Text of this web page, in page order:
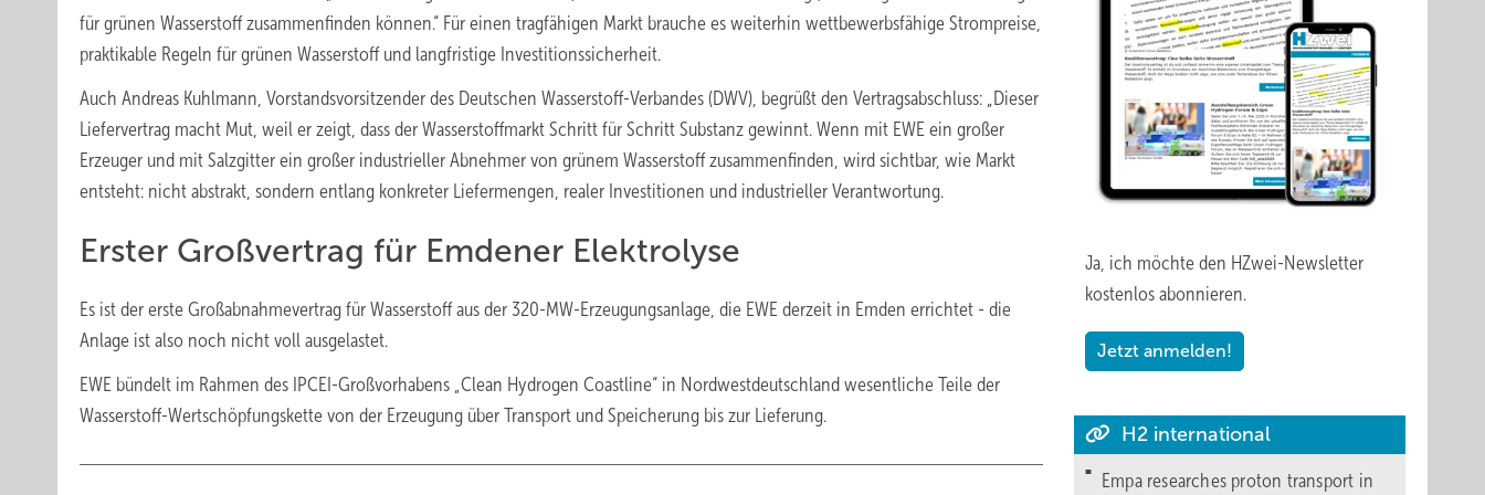
für grünen Wasserstoff zusammenfinden können.“ Für einen tragfähigen Markt brauche es weiterhin wettbewerbsfähige Strompreise,
praktikable Regeln für grünen Wasserstoff und langfristige Investitionssicherheit.
Auch Andreas Kuhlmann, Vorstandsvorsitzender des Deutschen Wasserstoff-Verbandes (DWV), begrüßt den Vertragsabschluss: „Dieser
Liefervertrag macht Mut, weil er zeigt, dass der Wasserstoffmarkt Schritt für Schritt Substanz gewinnt. Wenn mit EWE ein großer
Erzeuger und mit Salzgitter ein großer industrieller Abnehmer von grünem Wasserstoff zusammenfinden, wird sichtbar, wie Markt
entsteht: nicht abstrakt, sondern entlang konkreter Liefermengen, realer Investitionen und industrieller Verantwortung.
Erster Großvertrag für Emdener Elektrolyse
Es ist der erste Großabnahmevertrag für Wasserstoff aus der 320-MW-Erzeugungsanlage, die EWE derzeit in Emden errichtet - die
Anlage ist also noch nicht voll ausgelastet.
EWE bündelt im Rahmen des IPCEI-Großvorhabens „Clean Hydrogen Coastline“ in Nordwestdeutschland wesentliche Teile der
Wasserstoff-Wertschöpfungskette von der Erzeugung über Transport und Speicherung bis zur Lieferung.
Ja, ich möchte den HZwei-Newsletter
kostenlos abonnieren.
Jetzt anmelden!
H2 international
Empa researches proton transport in